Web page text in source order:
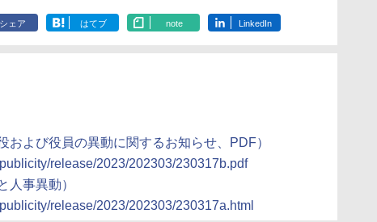
シェア はてブ note LinkedIn
および役員の異動に関するお知らせ、PDF）
release/2023/202303/230317b.pdf
人事異動）
release/2023/202303/230317a.html